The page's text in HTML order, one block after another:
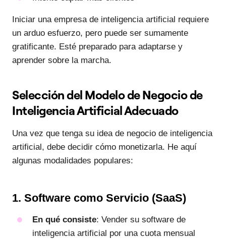
Iniciar una empresa de inteligencia artificial requiere
un arduo esfuerzo, pero puede ser sumamente
gratificante. Esté preparado para adaptarse y
aprender sobre la marcha.
Selección del Modelo de Negocio de
Inteligencia Artificial Adecuado
Una vez que tenga su idea de negocio de inteligencia
artificial, debe decidir cómo monetizarla. He aquí
algunas modalidades populares:
1. Software como Servicio (SaaS)
En qué consiste: Vender su software de
inteligencia artificial por una cuota mensual